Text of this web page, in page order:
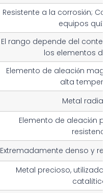
Resistente a la corrosión;
equipos
El rango depende del
los elementos de
Elemento de aleación
alta
Metal
Elemento de aleación
resistencia
Extremadamente denso y
Metal precioso, utilizado
catalíticos